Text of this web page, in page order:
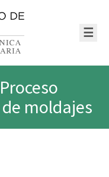
☰
moldajes